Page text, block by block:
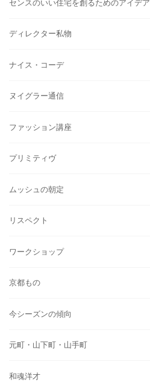
センスのいい住宅を創るためのアイデア
ディレクター私物
ナイス・コーデ
ヌイグラー通信
ファッション講座
プリミティヴ
ムッシュの朝定
リスペクト
ワークショップ
京都もの
今シーズンの傾向
元町・山下町・山手町
和魂洋才